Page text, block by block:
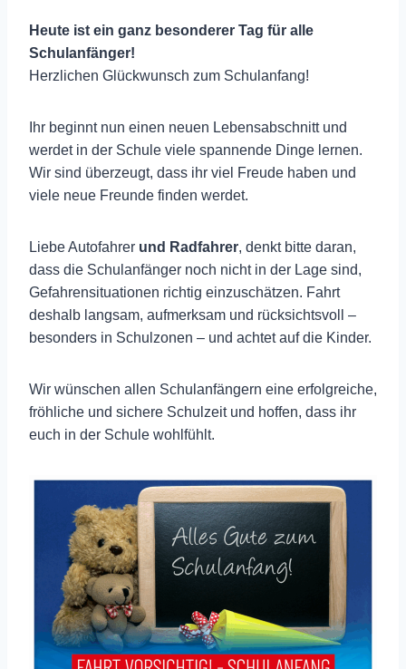
Heute ist ein ganz besonderer Tag für alle
Schulanfänger!
Herzlichen Glückwunsch zum Schulanfang!
Ihr beginnt nun einen neuen Lebensabschnitt und
werdet in der Schule viele spannende Dinge lernen.
Wir sind überzeugt, dass ihr viel Freude haben und
viele neue Freunde finden werdet.
Liebe Autofahrer und Radfahrer, denkt bitte daran,
dass die Schulanfänger noch nicht in der Lage sind,
Gefahrensituationen richtig einzuschätzen. Fahrt
deshalb langsam, aufmerksam und rücksichtsvoll –
besonders in Schulzonen – und achtet auf die Kinder.
Wir wünschen allen Schulanfängern eine erfolgreiche,
fröhliche und sichere Schulzeit und hoffen, dass ihr
euch in der Schule wohlfühlt.